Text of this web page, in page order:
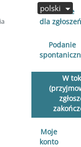
Otwarte
dla zgłoszeń
Podanie
W
Moje
konto
polski